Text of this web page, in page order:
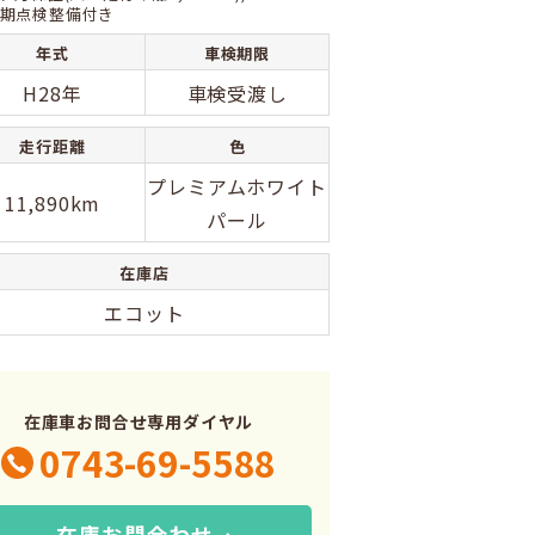
点検整備付き
年式
車検期限
H28年 車検受渡し
走行距離 色
11,890km
プレミアムホワイト
パール
在庫店
エコット
在庫車お問合せ専用ダイヤル
0743-69-5588